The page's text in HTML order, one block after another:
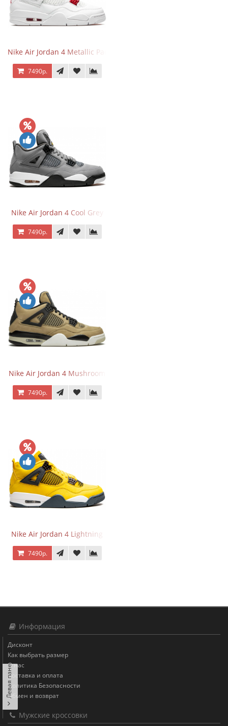
Nike Air Jordan 4 Metallic Pack University Red
7490р.
Nike Air Jordan 4 Cool Grey
7490р.
Nike Air Jordan 4 Mushroom
7490р.
Nike Air Jordan 4 Lightning
7490р.
Информация
Дисконт
Как выбрать размер
О нас
Доставка и оплата
Политика Безопасности
Обмен и возврат
Мужские кроссовки
Левая панель